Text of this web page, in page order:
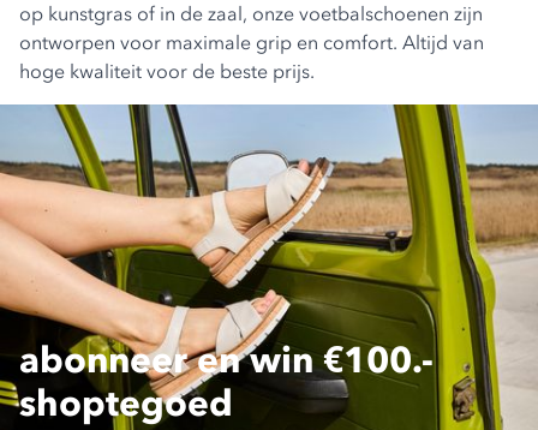
op kunstgras of in de zaal, onze voetbalschoenen zijn
ontworpen voor maximale grip en comfort. Altijd van
hoge kwaliteit voor de beste prijs.
abonneer en win €100.-
shoptegoed